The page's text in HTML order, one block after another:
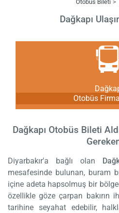
Otobüs Bileti
Dağkapı
Otobüs
Dağkapı Otobüs Bileti
Diyarbakır'a bağlı olan
mesafesinde bulunan, buram
içine adeta hapsolmuş bir
özellikle göze çarpan bakırın
tarihine seyahat edebilir,